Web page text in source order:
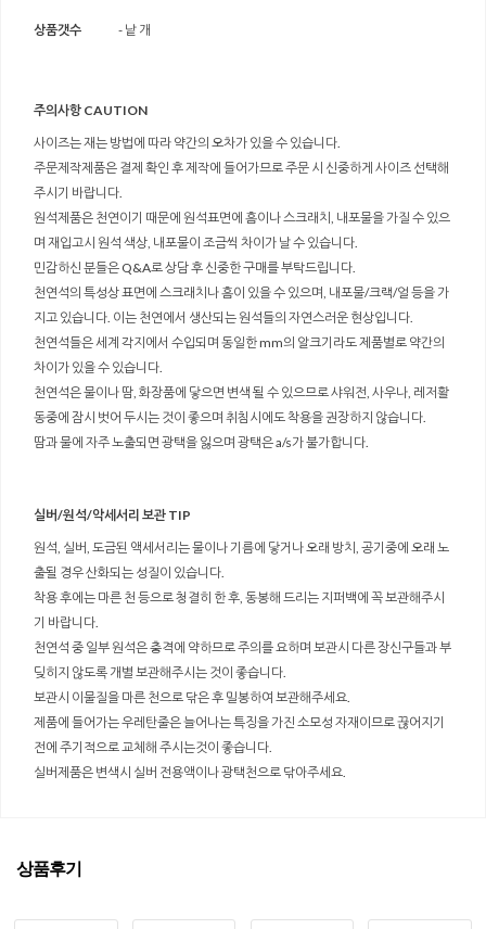
상품갯수 - 낱 개
주의사항 CAUTION
사이즈는 재는 방법에 따라 약간의 오차가 있을 수 있습니다.
주문제작제품은 결제 확인 후 제작에 들어가므로 주문 시 신중하게 사이즈 선택해
주시기 바랍니다.
원석제품은 천연이기 때문에 원석표면에 흠이나 스크래치, 내포물을 가질 수 있으
며 재입고시 원석 색상, 내포물이 조금씩 차이가 날 수 있습니다.
민감하신 분들은 Q&A로 상담 후 신중한 구매를 부탁드립니다.
천연석의 특성상 표면에 스크래치나 흠이 있을 수 있으며, 내포물/크랙/얼 등을 가
지고 있습니다. 이는 천연에서 생산되는 원석들의 자연스러운 현상입니다.
천연석들은 세계 각지에서 수입되며 동일한 mm의 알크기라도 제품별로 약간의
차이가 있을 수 있습니다.
천연석은 물이나 땀, 화장품에 닿으면 변색 될 수 있으므로 샤워전, 사우나, 레저활
동중에 잠시 벗어 두시는 것이 좋으며 취침시에도 착용을 권장하지 않습니다.
땀과 물에 자주 노출되면 광택을 잃으며 광택은 a/s가 불가합니다.
실버/원석/악세서리 보관 TIP
원석, 실버, 도금된 액세서리는 물이나 기름에 닿거나 오래 방치, 공기중에 오래 노
출될 경우 산화되는 성질이 있습니다.
착용 후에는 마른 천 등으로 청결히 한 후, 동봉해 드리는 지퍼백에 꼭 보관해주시
기 바랍니다.
천연석 중 일부 원석은 충격에 약하므로 주의를 요하며 보관시 다른 장신구들과 부
딪히지 않도록 개별 보관해주시는 것이 좋습니다.
보관시 이물질을 마른 천으로 닦은 후 밀봉하여 보관해주세요.
제품에 들어가는 우레탄줄은 늘어나는 특징을 가진 소모성 자재이므로 끊어지기
전에 주기적으로 교체해 주시는것이 좋습니다.
실버제품은 변색시 실버 전용액이나 광택천으로 닦아주세요.
상품후기